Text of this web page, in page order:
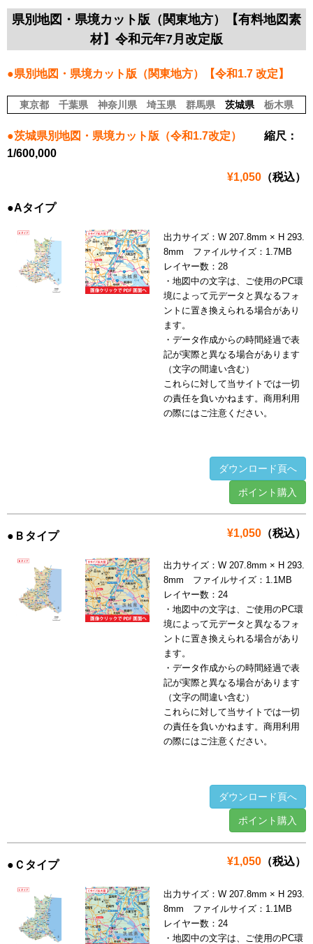
県別地図・県境カット版（関東地方）【有料地図素
材】令和元年7月改定版
●県別地図・県境カット版（関東地方）【令和1.7 改定】
東京都 千葉県 神奈川県 埼玉県 群馬県 茨城県 栃木県
●茨城県別地図・県境カット版（令和1.7改定） 縮尺：
1/600,000
¥1,050 （税込）
●Aタイプ
出力サイズ：W 207.8mm × H 293.
8mm ファイルサイズ：1.7MB
レイヤー数：28
・地図中の文字は、ご使用のPC環
境によって元データと異なるフォ
ントに置き換えられる場合があり
ます。
・データ作成からの時間経過で表
記が実際と異なる場合があります
（文字の間違い含む）
これらに対して当サイトでは一切
の責任を負いかねます。商用利用
の際にはご注意ください。
ダウンロード頁へ
ポイント購入
¥1,050 （税込）
●Ｂタイプ
出力サイズ：W 207.8mm × H 293.
8mm ファイルサイズ：1.1MB
レイヤー数：24
・地図中の文字は、ご使用のPC環
境によって元データと異なるフォ
ントに置き換えられる場合があり
ます。
・データ作成からの時間経過で表
記が実際と異なる場合があります
（文字の間違い含む）
これらに対して当サイトでは一切
の責任を負いかねます。商用利用
の際にはご注意ください。
ダウンロード頁へ
ポイント購入
¥1,050 （税込）
●Ｃタイプ
出力サイズ：W 207.8mm × H 293.
8mm ファイルサイズ：1.1MB
レイヤー数：24
・地図中の文字は、ご使用のPC環